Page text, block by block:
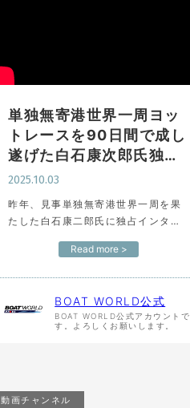
単独無寄港世界一周ヨッ
トレースを90日間で成し
遂げた白石康次郎氏独…
2025.10.03
昨年、見事単独無寄港世界一周を果
たした白石康二郎氏に独占インタビ
た困ったこと、嬉しかったことなど
Read more >
BOAT WORLD公式
BOAT WORLD公式アカウントで
す。よろしくお願いします。
動画チャンネル